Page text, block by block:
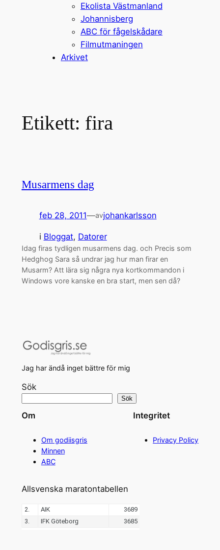
Ekolista Västmanland
Johannisberg
ABC för fågelskådare
Filmutmaningen
Arkivet
Etikett: fira
Musarmens dag
feb 28, 2011—avjohankarlsson
i Bloggat, Datorer
Idag firas tydligen musarmens dag. och Precis som
Hedghog Sara så undrar jag hur man firar en
Musarm? Att lära sig några nya kortkommandon i
Windows vore kanske en bra start, men sen då?
Jag har ändå inget bättre för mig
Sök
Sök
Om
Om godiisgris
Minnen
ABC
Integritet
Privacy Policy
Allsvenska maratontabellen